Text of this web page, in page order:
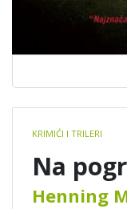
Book
details
KRIMIĆI I TRILERI
Na
Henning